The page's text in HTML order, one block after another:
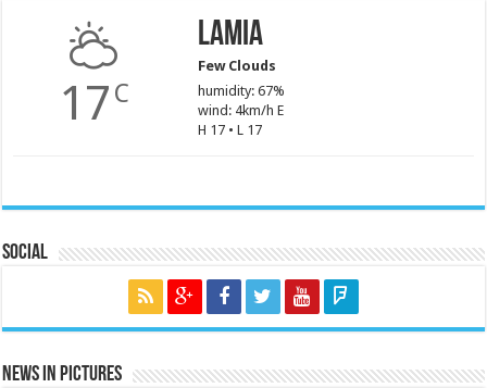
17 C
Lamia
Few Clouds
humidity: 67%
wind: 4km/h E
H 17 • L 17
Social
News in Pictures